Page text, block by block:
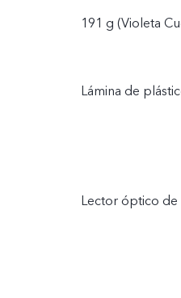
191 g (Violeta
Lámina de
Lector óptico de